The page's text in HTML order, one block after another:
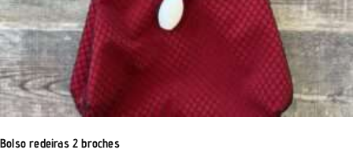
Bolso redeiras 2 broches